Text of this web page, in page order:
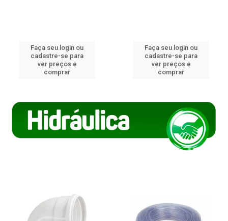
Faça seu login ou
cadastre-se para
ver preços e
comprar
Faça seu login ou
cadastre-se para
ver preços e
comprar